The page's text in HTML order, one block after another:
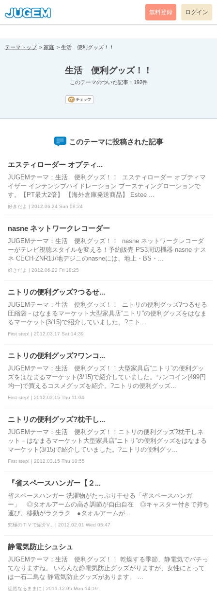
[pear_error: message="Success" code=0 mode=return level=notice
prefix="" info=""]
無料登録 ログイン
テーマトップ 家庭 生活 便利グッズ！！
生活 便利グッズ！！
このテーマのついた記事：192件
このテーマに投稿された記事
エスティローダー オプティ...
JUGEMテーマ：生活 便利グッズ！！ エスティローダー オプティマ
イザー インテンシブハイドレーション ブースティングローションで
す。【PT最大2倍】 【海外倉庫発送商品】 Estee ...
好きだよ | 2012.06.24 Sun 09:24
nasne ネットワークレコーダー
JUGEMテーマ：生活 便利グッズ！！ nasne ネットワークレコーダ
ーがテレビ視聴スタイルを変える！予約販売 PS3周辺機器 nasne ナス
ネ CECH-ZNR1J/地デジこのnasneには、地上・BS・...
好きだよ | 2012.06.22 Fri 18:25
ニトリの便利グッズ?つるせ...
JUGEMテーマ：生活 便利グッズ！！ ニトリの便利グッズ?つるせる
圧縮袋－はなまるマーケット大型家具店“ニトリ”の便利グッズをはなま
るマーケット(3/15)で紹介していました。?ニト...
First step! | 2012.03.17 Sat 14:39
ニトリの便利グッズ?ワンコ...
JUGEMテーマ：生活 便利グッズ！！大型家具店“ニトリ”の便利グッ
ズをはなまるマーケット(3/15)で紹介していました。ワンコイン(499円
均一)で買えるコスメグッズを紹介。?ニトリの便利グッズ...
First step! | 2012.03.15 Thu 11:04
ニトリの便利グッズ?枕干し...
JUGEMテーマ：生活 便利グッズ！！ニトリの便利グッズ?枕干しネ
ット－はなまるマーケット大型家具店“ニトリ”の便利グッズをはなまる
マーケット(3/15)で紹介していました。?ニトリの便利グッ...
First step! | 2012.03.15 Thu 10:55
『省スペースハンガー【２...
省スペースハンガー 洗濯物がたっぷり干せる「省スペースハンガ
ー」 ◎タオルアームの高さ調節が自由自在 ◎キャスター付きで持ち
運び、移動がラクラク ●タオルアームが...
究極のＴＶで紹介V... | 2012.02.01 Wed 05:47
静電気防止シュシュ
JUGEMテーマ：生活 便利グッズ！！ 乾燥する季節、静電気でバチっ
てなりますね。 いろんな静電気防止グッズがりますが、女性にとって
は一石二鳥な 静電気防止グッズがあります。 ...
徒然なるままに | 2011.12.05 Mon 14:19